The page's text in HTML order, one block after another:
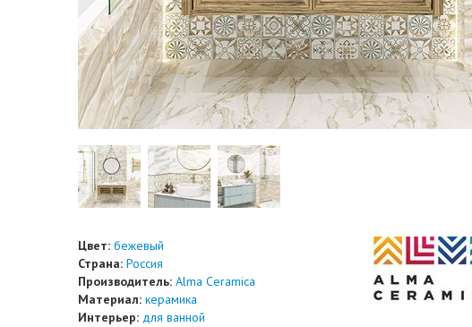
Цвет: бежевый
Страна: Россия
Производитель: Alma Ceramica
Материал: керамика
Интерьер: для ванной